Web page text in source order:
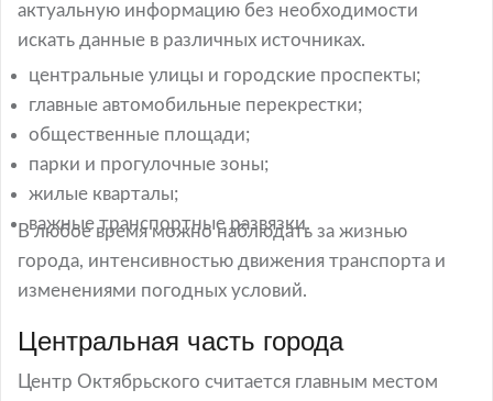
актуальную информацию без необходимости
искать данные в различных источниках.
центральные улицы и городские проспекты;
главные автомобильные перекрестки;
общественные площади;
парки и прогулочные зоны;
жилые кварталы;
важные транспортные развязки.
В любое время можно наблюдать за жизнью
города, интенсивностью движения транспорта и
изменениями погодных условий.
Центральная часть города
Центр Октябрьского считается главным местом